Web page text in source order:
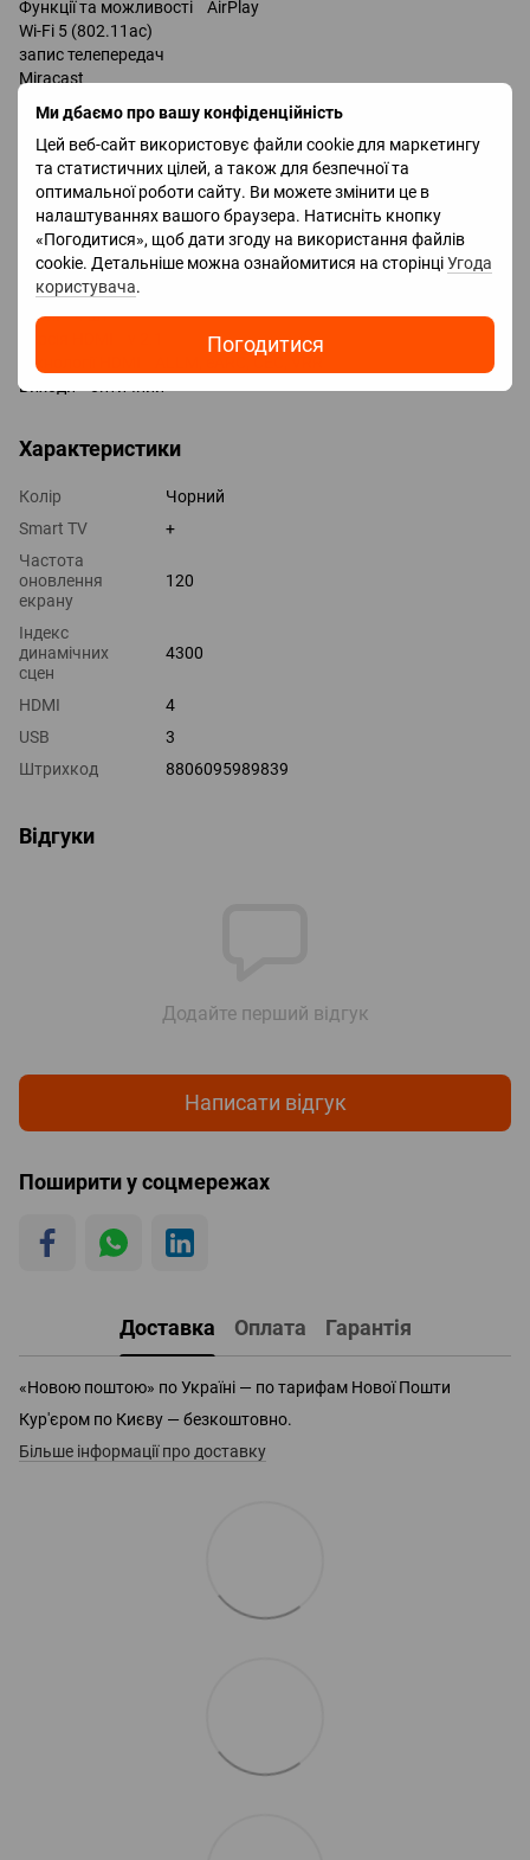
Ми дбаємо про вашу конфіденційність
Цей веб-сайт використовує файли cookie для маркетингу
та статистичних цілей, а також для безпечної та
оптимальної роботи сайту. Ви можете змінити це в
налаштуваннях вашого браузера. Натисніть кнопку
«Погодитися», щоб дати згоду на використання файлів
cookie. Детальніше можна ознайомитися на сторінціУгода
користувача.
Погодитися
Функції та можливості AirPlay
Wi-Fi 5 (802.11ac)
запис телепередач
Miracast
Bluetooth v 5.2
підтримка DLNA
керування голосом
Amazon Alexa
Google Assistant
Bixby
Роз'єми
Входи USB 2 шт
LAN
HDMI 4 шт
Технології HDMI ALLM, eARC, CEC, VRR
Виходи оптичний
Характеристики
Колір
Чорний
Smart TV
+
Частота
оновлення
екрану
120
Індекс
динамічних
сцен
4300
HDMI
4
USB
3
Штрихкод
8806095989839
Відгуки
Додайте перший відгук
Написати відгук
Поширити у соцмережах
Доставка Оплата Гарантія
«Новою поштою» по Україні — по тарифам Нової Пошти
Кур'єром по Києву — безкоштовно.
Більше інформації про доставку